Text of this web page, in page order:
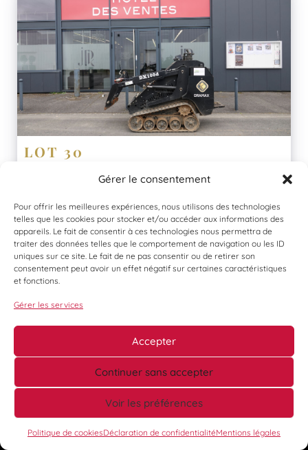
Gérer le consentement
Pour offrir les meilleures expériences, nous utilisons des technologies
telles que les cookies pour stocker et/ou accéder aux informations des
appareils. Le fait de consentir à ces technologies nous permettra de
traiter des données telles que le comportement de navigation ou les ID
uniques sur ce site. Le fait de ne pas consentir ou de retirer son
consentement peut avoir un effet négatif sur certaines caractéristiques
et fonctions.
Gérer les services
Accepter
Continuer sans accepter
Voir les préférences
Politique de cookiesDéclaration de confidentialitéMentions légales
LOT 30
100 D, moteur KUBOTA 25 CV, de 2023
En savoir plus